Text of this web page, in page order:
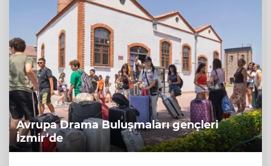
Avrupa Drama Buluşmaları gençleri
İzmir’de